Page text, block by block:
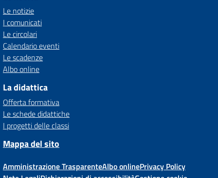
Le notizie
I comunicati
Le circolari
Calendario eventi
Le scadenze
Albo online
La didattica
Offerta formativa
Le schede didattiche
I progetti delle classi
Mappa del sito
Amministrazione TrasparenteAlbo onlinePrivacy Policy